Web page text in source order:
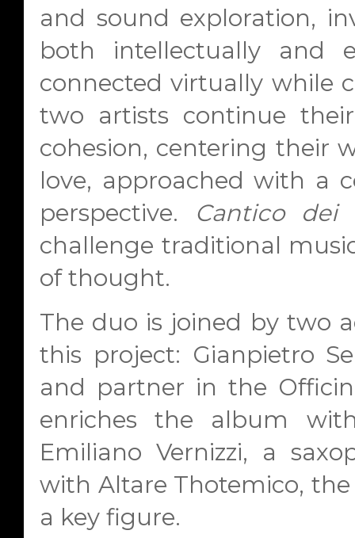
and sound exploration,
both intellectually and
connected virtually while
two artists continue
cohesion, centering their
love, approached with a
perspective. Cantico dei
challenge traditional
of thought.
The duo is joined by two
this project: Gianpietro
and partner in the
enriches the album
Emiliano Vernizzi, a
with Altare Thotemico,
a key figure.